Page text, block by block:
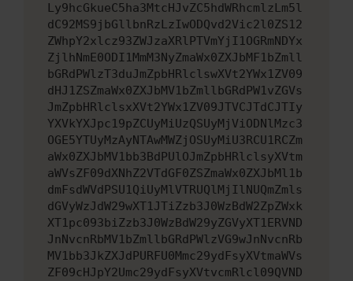
Ly9hcGkueC5ha3MtcHJvZC5hdWRhcmlzLm5l
dC92MS9jbGllbnRzLzIwODQvd2Vic2l0ZS12
ZWhpY2xlcz93ZWJzaXRlPTVmYjI1OGRmNDYx
ZjlhNmE0ODI1MmM3NyZmaWx0ZXJbMF1bZmll
bGRdPWlzT3duJmZpbHRlclswXVt2YWx1ZV09
dHJ1ZSZmaWx0ZXJbMV1bZmllbGRdPW1vZGVs
JmZpbHRlclsxXVt2YWx1ZV09JTVCJTdCJTIy
YXVkYXJpc19pZCUyMiUzQSUyMjViODNlMzc3
OGE5YTUyMzAyNTAwMWZjOSUyMiU3RCU1RCZm
aWx0ZXJbMV1bb3BdPUlOJmZpbHRlclsyXVtm
aWVsZF09dXNhZ2VTdGF0ZSZmaWx0ZXJbMl1b
dmFsdWVdPSU1QiUyMlVTRUQlMjIlNUQmZmls
dGVyWzJdW29wXT1JTiZzb3J0WzBdW2ZpZWxk
XT1pc093biZzb3J0WzBdW29yZGVyXT1ERVND
JnNvcnRbMV1bZmllbGRdPWlzVG9wJnNvcnRb
MV1bb3JkZXJdPURFU0Mmc29ydFsyXVtmaWVs
ZF09cHJpY2Umc29ydFsyXVtvcmRlcl09QVND